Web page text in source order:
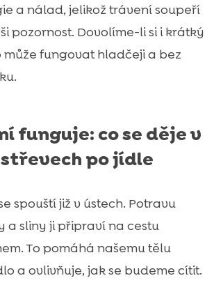
a nálad, jelikož trávení soupeří
pozornost. Dovolíme-li si i krátký
fungovat hladčeji a bez
funguje: co se děje v
po jídle
spouští již v ústech. Potravu
a sliny ji připraví na cestu
To pomáhá našemu tělu
a ovlivňuje, jak se budeme cítit.